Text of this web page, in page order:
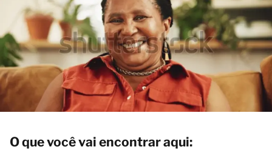
O que você vai encontrar aqui: